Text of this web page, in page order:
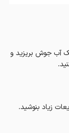
کوچک آب جوش بریزید و
زیاد بنوشید.